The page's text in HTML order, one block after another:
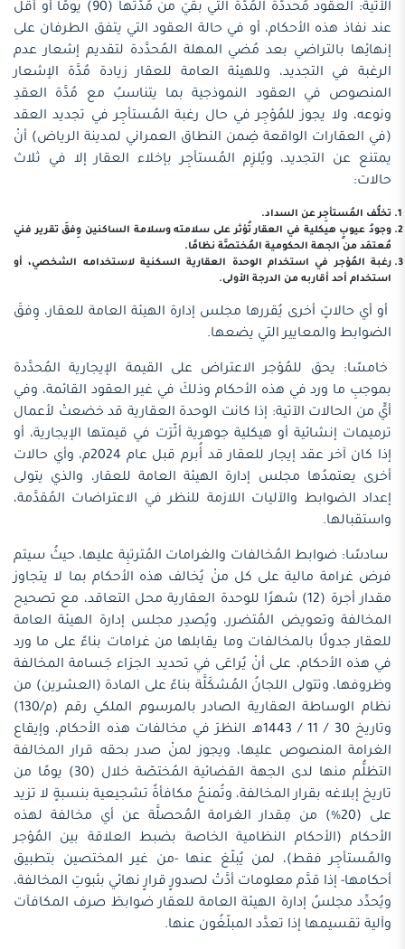
الآتية: العقود مُحددَّة المُدَّة التي بقيَ من مُدَّتها (90) يومًا أو أقل
عند نفاذ هذه الأحكام، أو في حالة العقود التي يتفق الطرفان على
إنهائِها بالتراضي بعد مُضي المهلة المُحدَّدة لتقديم إشعار عدم
الرغبة في التجديد، وللهيئة العامة للعقار زيادة مُدَّة الإشعار
المنصوص في العقود النموذجية بما يتناسبُ مع مُدَّة العقدِ
ونوعه، ولا يجوز للمُؤجِر في حال رغبة المُستأجِر في تجديد العقد
(في العقارات الواقعة ضِمن النطاق العمراني لمدينة الرياض) أنْ
يمتنع عن التجديد، ويُلزِم المُستأجِر بإخلاء العقار إلا في ثلاث
حالات:
تخلُّف المُستأجِر عن السداد.
وجودُ عيوبٍ هيكلية في العقار تُؤثر على سلامته وسلامة الساكنين وِفقَ تقرير فني
مُعتمَد من الجهة الحكومية المُختصَّة نظامًا.
رغبة المُؤجر في استخدام الوحدة العقارية السكنية لاستخدامه الشخصي، أو
استخدام أحد أقاربه من الدرجة الأولى.
أو أي حالاتٍ أخرى يُقررها مجلس إدارة الهيئة العامة للعقار، وِفقَ
الضوابط والمعايير التي يضعها.
خامسًا: يحق للمُؤجر الاعتراض على القيمة الإيجارية المُحدَّدة
بموجبِ ما ورد في هذه الأحكام وذلكَ في غير العقود القائمة، وفي
أيٍّ من الحالات الآتية: إذا كانت الوحدة العقارية قد خضعتْ لأعمال
ترميمات إنشائية أو هيكلية جوهرية أثّرَت في قيمتها الإيجارية، أو
إذا كان آخر عقد إيجار للعقار قد أُبرم قبل عام 2024م، وأي حالات
أخرى يعتمدُها مجلس إدارة الهيئة العامة للعقار، والذي يتولى
إعداد الضوابط والآليات اللازمة للنظر في الاعتراضات المُقدَّمة،
واستقبالها.
سادسًا: ضوابط المُخالفات والغرامات المُترتبِة عليها، حيثُ سيتم
فرض غرامة مالية على كل منْ يُخالف هذه الأحكام بما لا يتجاوز
مقدار أجرة (12) شهرًا للوحدة العقارية محل التعاقد، مع تصحيح
المخالفة وتعويض المُتضرر، ويُصدِر مجلس إدارة الهيئة العامة
للعقار جدولًا بالمخالفات وما يقابلها من غرامات بناءً على ما ورد
في هذه الأحكام، على أنْ يُراعَى في تحديد الجزاء جَسامة المخالفة
وظروفها، وتتولى اللجانُ المُشكَلَّة بناءً على المادة (العشرين) من
نظام الوساطة العقارية الصادر بالمرسوم الملكي رقم (م/130)
وتاريخ 30 / 11 / 1443هـ النظرَ في مخالفات هذه الأحكام، وإيقاع
الغرامة المنصوص عليها، ويجوز لمنْ صدر بحقه قرار المخالفة
التظلُّم منها لدى الجهة القضائية المُختصّة خلال (30) يومًا من
تاريخ إبلاغه بقرار المخالفة، وتُمنحُ مكافأةً تشجيعية بنسبةٍ لا تزيد
على (20%) من مِقدار الغرامة المُحصلَّة عن أي مخالفة لهذه
الأحكام (الأحكام النظامية الخاصة بضبط العلاقة بين المُؤجر
والمُستأجِر فقط)، لمن يُبلّغ عنها -من غير المختصين بتطبيق
أحكامها- إذا قدَّم معلومات أدَّتْ لصدورٍ قرارٍ نهائي بثبوتِ المخالفة،
ويُحدِّد مجلسُ إدارة الهيئة العامة للعقار ضوابطَ صرف المكافآت
وآلية تقسيمها إذا تعدَّد المبلّغُون عنها.